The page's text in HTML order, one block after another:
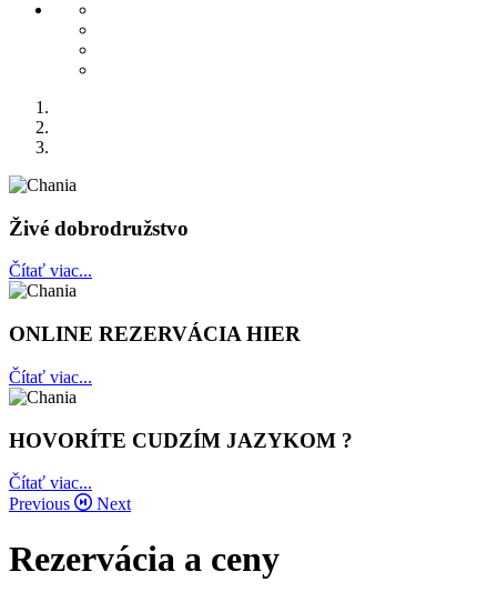
Živé dobrodružstvo
Čítať viac...
ONLINE REZERVÁCIA HIER
Čítať viac...
HOVORÍTE CUDZÍM JAZYKOM ?
Čítať viac...
Previous
Next
Rezervácia a ceny